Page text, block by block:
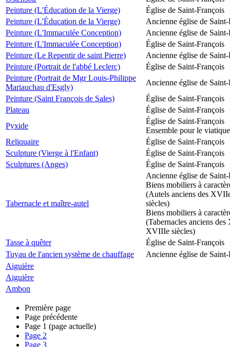
Peinture (L'Éducation de la Vierge)
Église de Saint-François
Peinture (L'Éducation de la Vierge)
Ancienne église de Saint-
Peinture (L'Immaculée Conception)
Ancienne église de Saint-
Peinture (L'Immaculée Conception)
Église de Saint-François
Peinture (Le Repentir de saint Pierre)
Ancienne église de Saint-
Peinture (Portrait de l'abbé Leclerc)
Église de Saint-François
Peinture (Portrait de Mgr Louis-Philippe
Mariauchau d'Esgly)
Ancienne église de Saint-
Peinture (Saint François de Sales)
Église de Saint-François
Plateau
Église de Saint-François
Pyxide
Église de Saint-François
Ensemble pour le viatique
Reliquaire
Église de Saint-François
Sculpture (Vierge à l'Enfant)
Église de Saint-François
Sculptures (Anges)
Église de Saint-François
Tabernacle et maître-autel
Ancienne église de Saint-
Biens mobiliers à
(Autels anciens des
siècles)
Biens mobiliers à
(Tabernacles anciens
XVIIIe siècles)
Tasse à quêter
Église de Saint-François
Tuyau de l'ancien système de chauffage
Ancienne église de Saint-
Aiguière
Aiguière
Ambon
Première page
Page précédente
Page 1 (page actuelle)
Page 2
Page 3